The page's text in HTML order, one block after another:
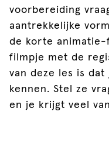
voorbereiding
aantrekkelijke
de korte animatie-
filmpje met de
van deze les is
kennen. Stel ze
en je krijgt veel